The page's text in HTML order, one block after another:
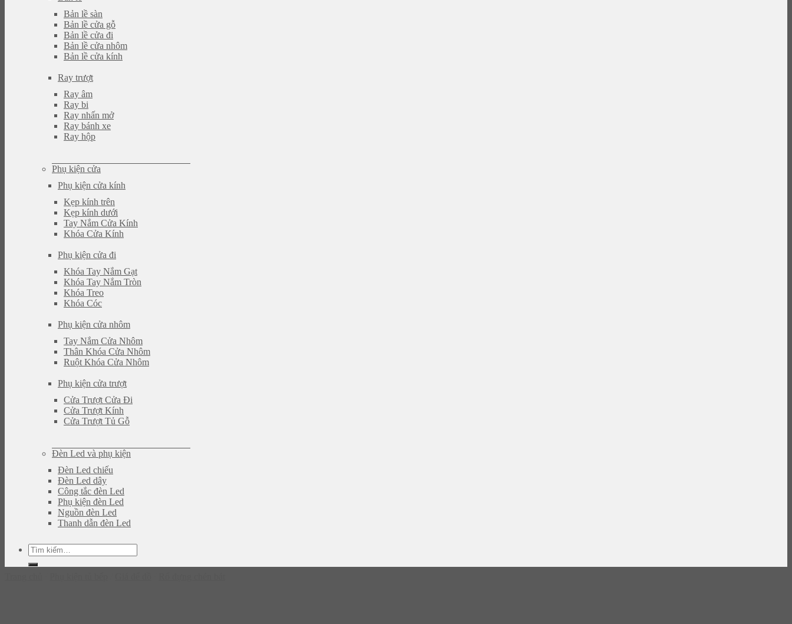
Bản lề sàn
Bản lề cửa gỗ
Bản lề cửa đi
Bản lề cửa nhôm
Bản lề cửa kính
Ray trượt
Ray âm
Ray bi
Ray nhấn mở
Ray bánh xe
Ray hộp
Phụ kiện cửa
Phụ kiện cửa kính
Kẹp kính trên
Kẹp kính dưới
Tay Nắm Cửa Kính
Khóa Cửa Kính
Phụ kiện cửa đi
Khóa Tay Nắm Gạt
Khóa Tay Nắm Tròn
Khóa Treo
Khóa Cóc
Phụ kiện cửa nhôm
Tay Nắm Cửa Nhôm
Thân Khóa Cửa Nhôm
Ruột Khóa Cửa Nhôm
Phụ kiện cửa trượt
Cửa Trượt Cửa Đi
Cửa Trượt Kính
Cửa Trượt Tủ Gỗ
Đèn Led và phụ kiện
Đèn Led chiếu
Đèn Led dây
Công tắc đèn Led
Phụ kiện đèn Led
Nguồn đèn Led
Thanh dẫn đèn Led
Tìm
kiếm: